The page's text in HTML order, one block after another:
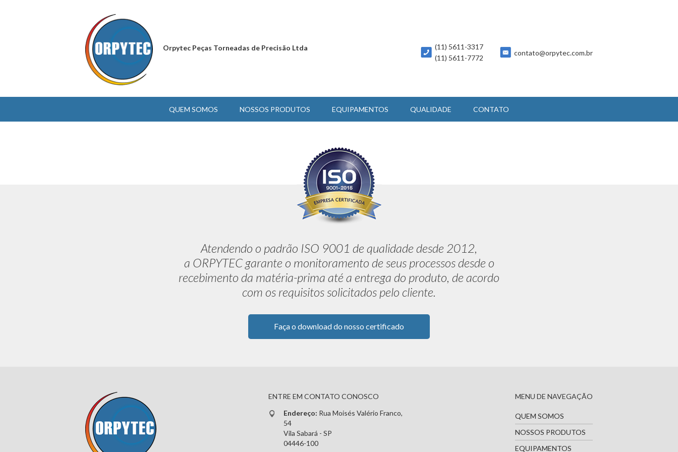
Orpytec Peças Torneadas de Precisão Ltda
(11) 5611-3317
(11) 5611-7772
contato@orpytec.com.br
QUEM SOMOS NOSSOS PRODUTOS EQUIPAMENTOS QUALIDADE CONTATO
Atendendo o padrão ISO 9001 de qualidade desde 2012,
a ORPYTEC garante o monitoramento de seus processos desde o
recebimento da matéria-prima até a entrega do produto, de acordo
com os requisitos solicitados pelo cliente.
Faça o download do nosso certificado
ENTRE EM CONTATO CONOSCO
Endereço: Rua Moisés Valério Franco,
54
Vila Sabará - SP
04446-100
MENU DE NAVEGAÇÃO
QUEM SOMOS
NOSSOS PRODUTOS
EQUIPAMENTOS